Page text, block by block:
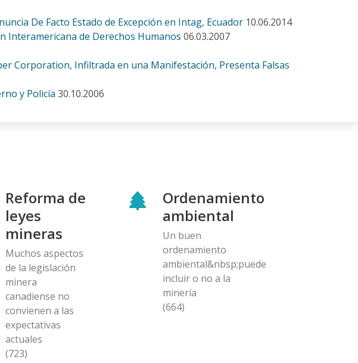
De Facto Estado de Excepción en Intag, Ecuador 10.06.2014
Interamericana de Derechos Humanos 06.03.2007
Corporation, Infiltrada en una Manifestación, Presenta Falsas
y Policía 30.10.2006
Reforma de
leyes
mineras
Muchos aspectos
de la legislación
minera
canadiense no
convienen a las
expectativas
actuales
(723)
Ordenamiento
ambiental
Un buen
ordenamiento
ambiental&nbsp;puede
incluir o no a la
minería
(664)